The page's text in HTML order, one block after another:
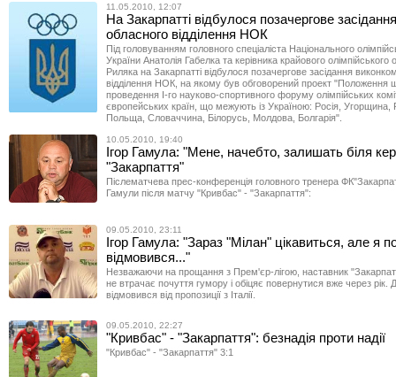
11.05.2010, 12:07
На Закарпатті відбулося позачергове
обласного відділення НОК
Під головуванням головного спеціаліста Національного
України Анатолія Габелка та керівника крайового олімпійського
Риляка на Закарпатті відбулося позачергове засідання
відділення НОК, на якому був обговорений проект "Положення
проведення І-го науково-спортивного форуму олімпійських
європейських країн, що межують із Україною: Росія, Угорщина,
Польща, Словаччина, Білорусь, Молдова, Болгарія".
10.05.2010, 19:40
Ігор Гамула: "Мене, начебто, залишать біля
"Закарпаття"
Післематчева прес-конференція головного тренера
Гамули після матчу "Кривбас" - "Закарпаття":
09.05.2010, 23:11
Ігор Гамула: "Зараз "Мілан" цікавиться, але я
відмовився..."
Незважаючи на прощання з Прем'єр-лігою, наставник
не втрачає почуття гумору і обіцяє повернутися вже через рік.
відмовився від пропозиції з Італії.
09.05.2010, 22:27
"Кривбас" - "Закарпаття": безнадія проти надії
"Кривбас" - "Закарпаття" 3:1